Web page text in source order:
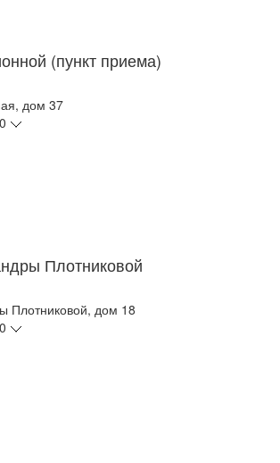
(пункт приема)
дом 37
Плотниковой
Плотниковой, дом 18